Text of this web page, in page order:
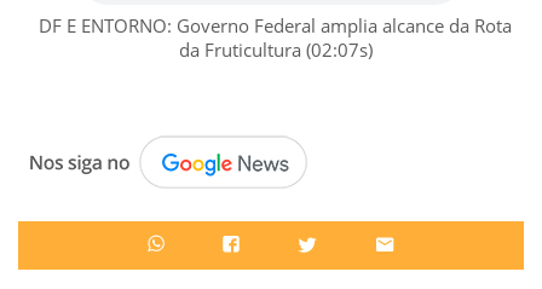
DF E ENTORNO: Governo Federal amplia alcance da Rota
da Fruticultura (02:07s)